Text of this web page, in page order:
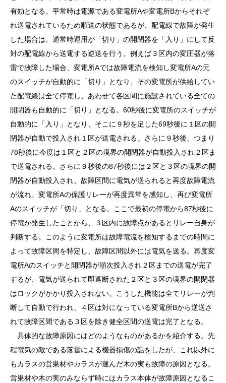
有効となる。平常時は電源である変電所Aや変電所Bからそれぞ
れ送電されているため順送の状態であるが、配電線で故障が発生
した場合は、通常時運用が「切り」の開閉器を「入り」にして反
対の配電線から送電する逆送を行う。例えば３区内の変圧器が落
雷で故障した場合、変電所Aでは故障電流を検知し変電所Aの元
のスイッチが自動的に「切り」となり、その変電所が供給してい
た配電線は全て停電し、あわせて各区間に施設されている全ての
開閉器も自動的に「切り」となる。60秒後に変電所のスイッチが
自動的に「入り」となり、そこに９秒を足した69秒後に１区の開
閉器が自動で投入され１区が送電される。さらに９秒後、つまり
78秒後に今度は１区と２区の境界の開閉器が自動投入され２区ま
で送電される。さらに９秒後の87秒後には２区と３区の境界の開
閉器が自動投入され、故障区間に電気が送られると再度故障電流
が流れ、変電所Aの保護リレーが再度異常を感知し、再び変電所
Aのスイッチが「切り」となる。ここで最初の停電から87秒後に
停電が発生したことから、３区内に故障点があるとリレー自身が
判断する。このように変電所は故障電流を検知するまでの時間に
よって故障区間を特定し、故障区間以外には電気を送る。再度変
電所Aのスイッチと開閉器が順次投入され２区までの送電が完了
するが、電気が送られて即遮断された２区と３区の境界の開閉器
はロックがかかり投入されない。こうした機能は全てリレーが判
断して自動で行われ、４区は対になっている変電所Bから逆送さ
れて故障区間である３区を除き健全区間の送電は完了となる。
具体的な故障原因にはどのようなものがあるかを紹介する。先
程電気の敵である落雷による機器損傷の話をしたが、これ以外に
もカラスの営巣材やカラスが運んだ木の実も故障の原因となる。
営巣材や木の実のみならず時にはカラス本体が故障原因となるこ